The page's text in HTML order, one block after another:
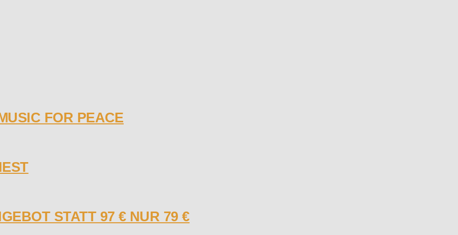
FOR PEACE
STATT 97 € NUR 79 €